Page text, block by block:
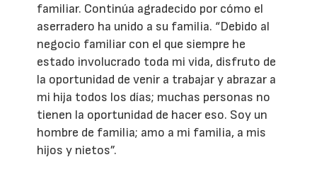
familiar. Continúa agradecido por cómo el
aserradero ha unido a su familia. “Debido al
negocio familiar con el que siempre he
estado involucrado toda mi vida, disfruto de
la oportunidad de venir a trabajar y abrazar a
mi hija todos los días; muchas personas no
tienen la oportunidad de hacer eso. Soy un
hombre de familia; amo a mi familia, a mis
hijos y nietos”.